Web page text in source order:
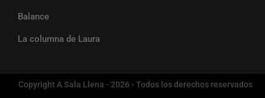
Balance
La columna de Laura
Copyright A Sala Llena - 2026 - Todos los derechos reservados